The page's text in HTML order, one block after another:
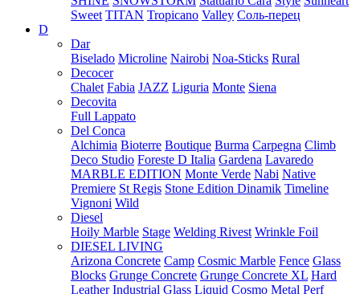
Sweet TITAN Tropicano Valley Соль-перец
D
Dar
Biselado Microline Nairobi Noa-Sticks Rural
Decocer
Chalet Fabia JAZZ Liguria Monte Siena
Decovita
Full Lappato
Del Conca
Alchimia Bioterre Boutique Burma Carpegna Climb
Deco Studio Foreste D Italia Gardena Lavaredo
MARBLE EDITION Monte Verde Nabi Native
Premiere St Regis Stone Edition Dinamik Timeline
Vignoni Wild
Diesel
Hoily Marble Stage Welding Rivest Wrinkle Foil
DIESEL LIVING
Arizona Concrete Camp Cosmic Marble Fence Glass
Blocks Grunge Concrete Grunge Concrete XL Hard
Leather Industrial Glass Liquid Cosmo Metal Perf